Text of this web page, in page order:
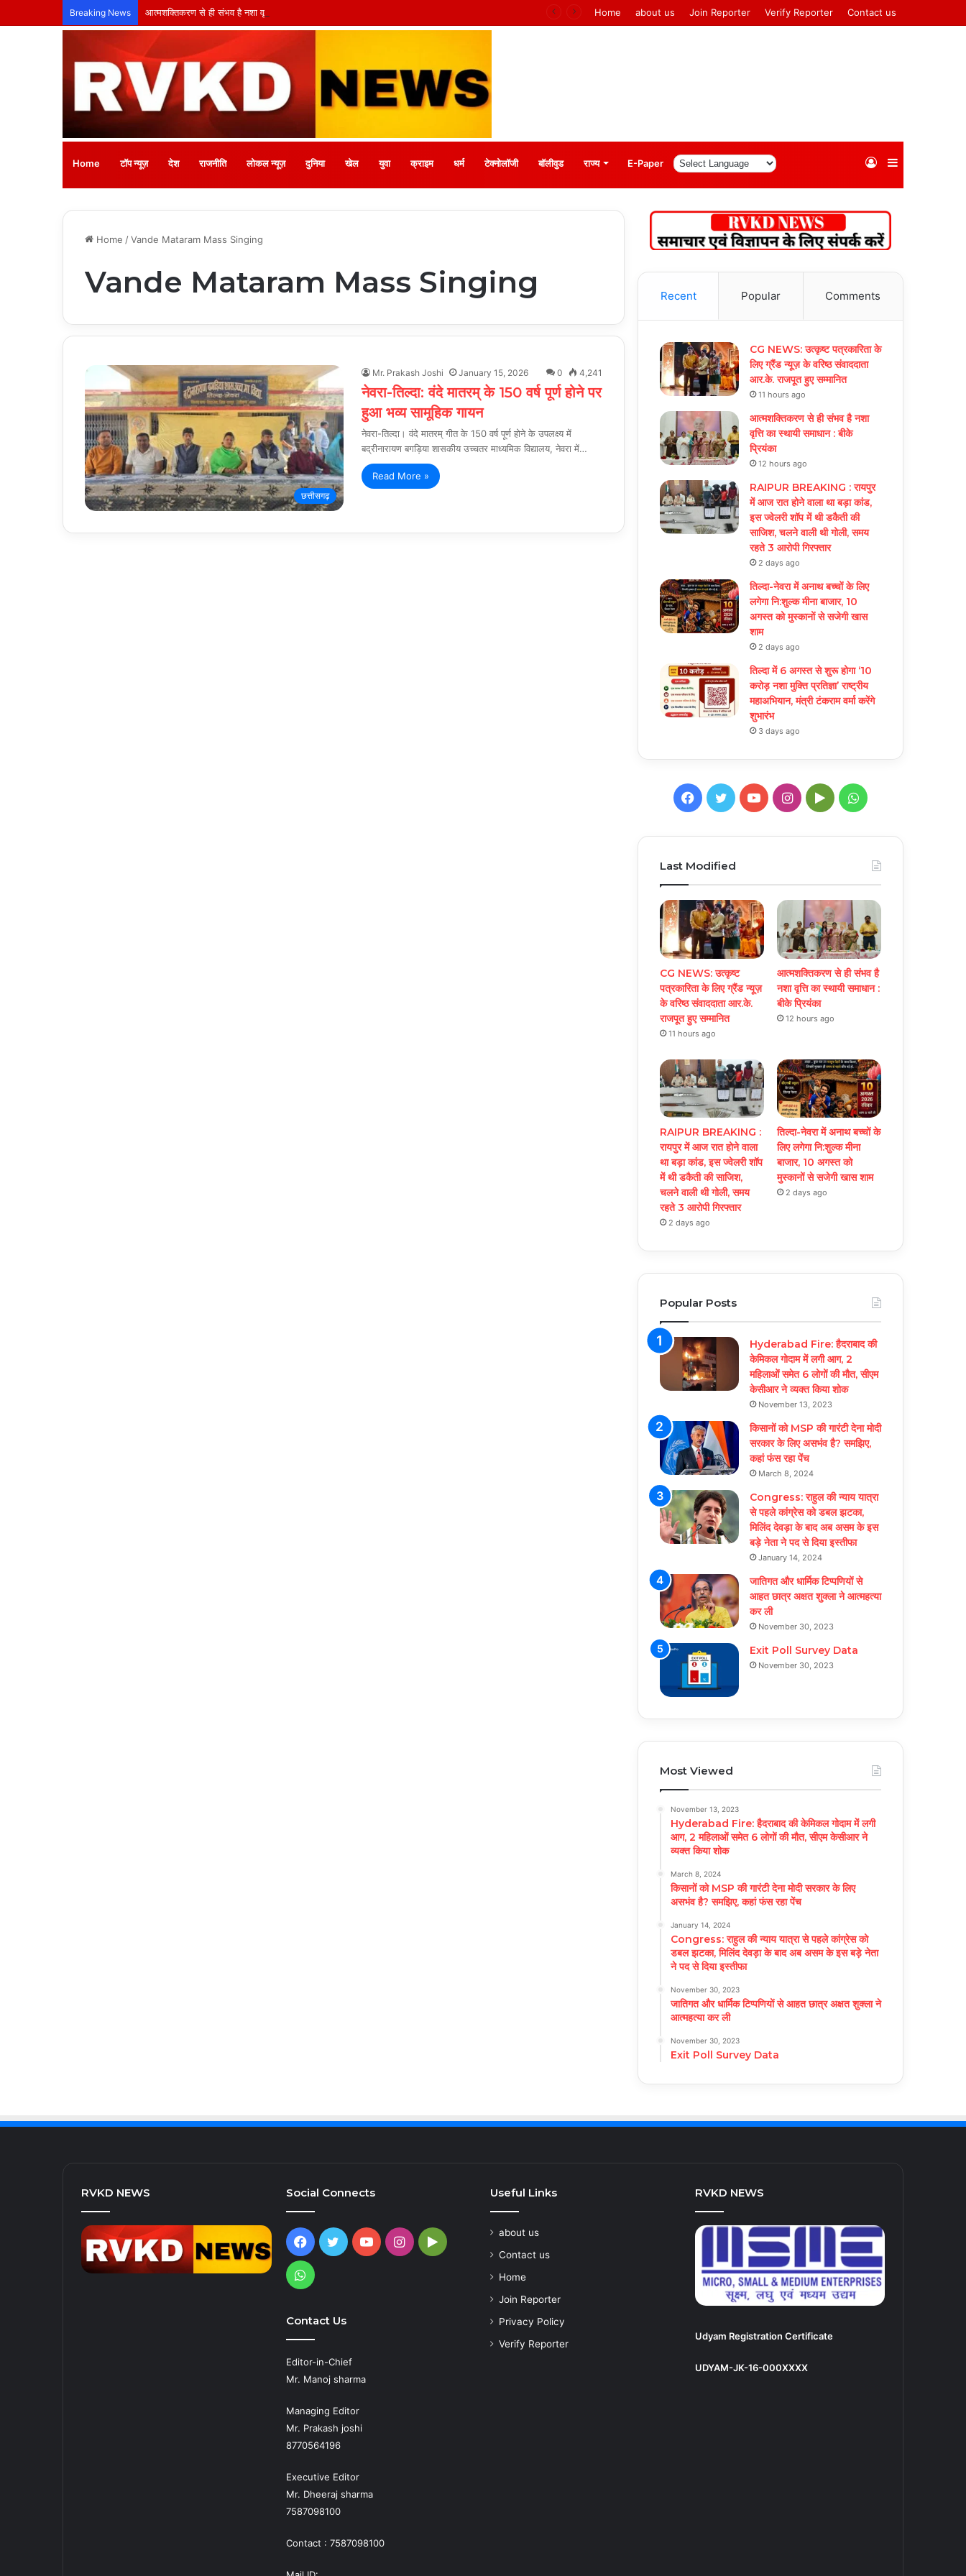
Breaking News आत्मशक्तिकरण से ही संभव है नशा वृत्ति का स्थायी समाधान : बीके प्रियंका Home about us Join Reporter Verify Reporter Contact us
Home टॉप न्यूज़ देश राजनीति लोकल न्यूज़ दुनिया खेल युवा क्राइम धर्म टेक्नोलॉजी बॉलीवुड राज्य E-Paper Sidebar
Log
Home /Vande Mataram Mass Singing
Vande Mataram Mass Singing
छत्तीसगढ़
Mr. Prakash Joshi January 15, 2026 0 4,241
नेवरा-तिल्दा: वंदे मातरम् के 150 वर्ष पूर्ण होने पर
हुआ भव्य सामूहिक गायन
नेवरा-तिल्दा। वंदे मातरम् गीत के 150 वर्ष पूर्ण होने के उपलक्ष्य में
बद्रीनारायण बगड़िया शासकीय उच्चतर माध्यमिक विद्यालय, नेवरा में…
Read More »
Recent Popular Comments
CG NEWS: उत्कृष्ट पत्रकारिता के
लिए ग्रैंड न्यूज़ के वरिष्ठ संवाददाता
आर.के. राजपूत हुए सम्मानित
11 hours ago
आत्मशक्तिकरण से ही संभव है नशा
वृत्ति का स्थायी समाधान : बीके
प्रियंका
12 hours ago
RAIPUR BREAKING : रायपुर
में आज रात होने वाला था बड़ा कांड,
इस ज्वेलरी शॉप में थी डकैती की
साजिश, चलने वाली थी गोली, समय
रहते 3 आरोपी गिरफ्तार
2 days ago
तिल्दा-नेवरा में अनाथ बच्चों के लिए
लगेगा नि:शुल्क मीना बाजार, 10
अगस्त को मुस्कानों से सजेगी खास
शाम
2 days ago
तिल्दा में 6 अगस्त से शुरू होगा ‘10
करोड़ नशा मुक्ति प्रतिज्ञा’ राष्ट्रीय
महाअभियान, मंत्री टंकराम वर्मा करेंगे
शुभारंभ
3 days ago
Facebook
TwitterYouTubeInstagram
GoogleWhatsApp
Last Modified
CG NEWS: उत्कृष्ट
पत्रकारिता के लिए ग्रैंड न्यूज़
के वरिष्ठ संवाददाता आर.के.
राजपूत हुए सम्मानित
11 hours ago
आत्मशक्तिकरण से ही संभव है
नशा वृत्ति का स्थायी समाधान :
बीके प्रियंका
12 hours ago
RAIPUR BREAKING :
रायपुर में आज रात होने वाला
था बड़ा कांड, इस ज्वेलरी शॉप
में थी डकैती की साजिश,
चलने वाली थी गोली, समय
रहते 3 आरोपी गिरफ्तार
2 days ago
तिल्दा-नेवरा में अनाथ बच्चों के
लिए लगेगा नि:शुल्क मीना
बाजार, 10 अगस्त को
मुस्कानों से सजेगी खास शाम
2 days ago
Popular Posts
Hyderabad Fire: हैदराबाद की
केमिकल गोदाम में लगी आग, 2
महिलाओं समेत 6 लोगों की मौत, सीएम
केसीआर ने व्यक्त किया शोक
November 13, 2023
किसानों को MSP की गारंटी देना मोदी
सरकार के लिए असभंव है? समझिए,
कहां फंस रहा पेंच
March 8, 2024
Congress: राहुल की न्याय यात्रा
से पहले कांग्रेस को डबल झटका,
मिलिंद देवड़ा के बाद अब असम के इस
बड़े नेता ने पद से दिया इस्तीफा
January 14, 2024
जातिगत और धार्मिक टिप्पणियों से
आहत छात्र अक्षत शुक्ला ने आत्महत्या
कर ली
November 30, 2023
Exit Poll Survey Data
November 30, 2023
Most Viewed
November 13, 2023
Hyderabad Fire: हैदराबाद की केमिकल गोदाम में लगी
आग, 2 महिलाओं समेत 6 लोगों की मौत, सीएम केसीआर ने
व्यक्त किया शोक
March 8, 2024
किसानों को MSP की गारंटी देना मोदी सरकार के लिए
असभंव है? समझिए, कहां फंस रहा पेंच
January 14, 2024
Congress: राहुल की न्याय यात्रा से पहले कांग्रेस को
डबल झटका, मिलिंद देवड़ा के बाद अब असम के इस बड़े नेता
ने पद से दिया इस्तीफा
November 30, 2023
जातिगत और धार्मिक टिप्पणियों से आहत छात्र अक्षत शुक्ला ने
आत्महत्या कर ली
November 30, 2023
Exit Poll Survey Data
RVKD NEWS Social Connects
Facebook
TwitterYouTubeInstagram
Google
WhatsApp
Contact Us
Editor-in-Chief
Mr. Manoj sharma
Managing Editor
Mr. Prakash joshi
8770564196
Executive Editor
Mr. Dheeraj sharma
7587098100
Contact : 7587098100
Useful Links
about us
Contact us
Home
Join Reporter
Privacy Policy
Verify Reporter
RVKD NEWS
Udyam Registration Certificate
UDYAM-JK-16-000XXXX